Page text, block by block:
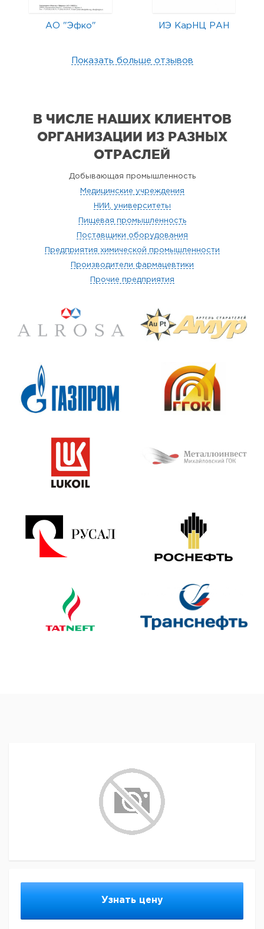
АО "Эфко" ИЭ КарНЦ РАН
Показать больше отзывов
В ЧИСЛЕ НАШИХ КЛИЕНТОВ
ОРГАНИЗАЦИИ ИЗ РАЗНЫХ
ОТРАСЛЕЙ
Добывающая промышленность
Медицинские учреждения
НИИ, университеты
Пищевая промышленность
Поставщики оборудования
Предприятия химической промышленности
Производители фармацевтики
Прочие предприятия
Узнать цену